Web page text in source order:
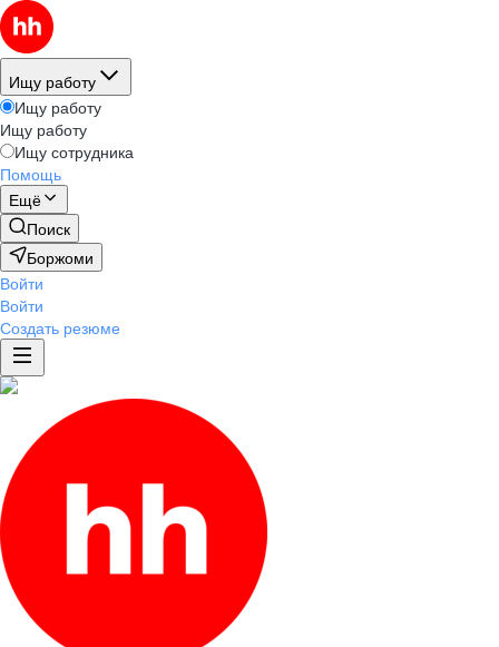
Ищу работу
Ищу работу
Ищу работу
Ищу сотрудника
Помощь
Ещё
Поиск
Боржоми
Войти
Войти
Создать резюме